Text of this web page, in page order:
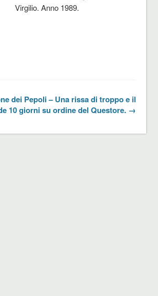
Virgilio. Anno 1989.
dei Pepoli – Una rissa di troppo e il
10 giorni su ordine del Questore. →